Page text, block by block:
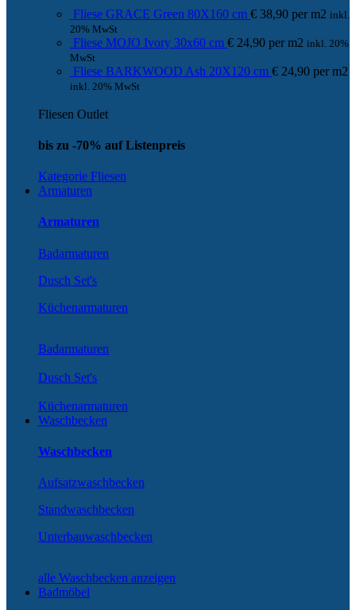
Fliese GRACE Green 80X160 cm € 38,90 per m2 inkl.
20% MwSt
Fliese MOJO Ivory 30x60 cm € 24,90 per m2 inkl. 20%
MwSt
Fliese BARKWOOD Ash 20X120 cm € 24,90 per m2
inkl. 20% MwSt
Fliesen Outlet
bis zu -70% auf Listenpreis
Kategorie Fliesen
Armaturen
Armaturen
Badarmaturen
Dusch Set's
Küchenarmaturen
Badarmaturen
Dusch Set's
Küchenarmaturen
Waschbecken
Waschbecken
Aufsatzwaschbecken
Standwaschbecken
Unterbauwaschbecken
alle Waschbecken anzeigen
Badmöbel